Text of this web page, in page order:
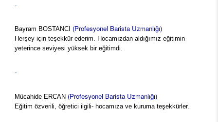
-
Bayram BOSTANCI (Profesyonel Barista Uzmanlığı)
Herşey için teşekkür ederim. Hocamızdan aldığımız eğitimin
yeterince seviyesi yüksek bir eğitimdi.
-
Mücahide ERCAN (Profesyonel Barista Uzmanlığı)
Eğitim özverili, öğretici ilgili- hocamıza ve kuruma teşekkürler.